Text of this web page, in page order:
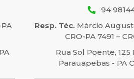
94
Resp. Téc. Márcio
CRO-PA 7491 –
Rua Sol Poente,
Parauapebas - PA